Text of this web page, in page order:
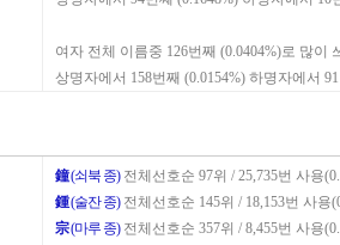
여자 전체 이름중 126번째 (0.0404%)로 많이
상명자에서 158번째 (0.0154%) 하명자에서
鐘(쇠북 종)전체선호순 97위 / 25,735번 사용
鍾(술잔 종)전체선호순 145위 / 18,153번 사용
宗(마루 종)전체선호순 357위 / 8,455번 사용